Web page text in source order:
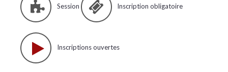
Session Inscription obligatoire
Inscriptions ouvertes